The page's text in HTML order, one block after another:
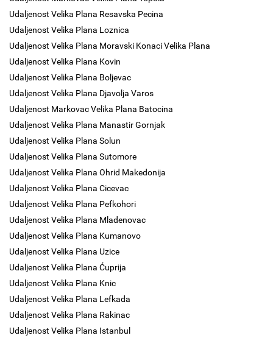
Udaljenost Velika Plana Resavska Pecina
Udaljenost Velika Plana Loznica
Udaljenost Velika Plana Moravski Konaci Velika Plana
Udaljenost Velika Plana Kovin
Udaljenost Velika Plana Boljevac
Udaljenost Velika Plana Djavolja Varos
Udaljenost Markovac Velika Plana Batocina
Udaljenost Velika Plana Manastir Gornjak
Udaljenost Velika Plana Solun
Udaljenost Velika Plana Sutomore
Udaljenost Velika Plana Ohrid Makedonija
Udaljenost Velika Plana Cicevac
Udaljenost Velika Plana Pefkohori
Udaljenost Velika Plana Mladenovac
Udaljenost Velika Plana Kumanovo
Udaljenost Velika Plana Uzice
Udaljenost Velika Plana Ćuprija
Udaljenost Velika Plana Knic
Udaljenost Velika Plana Lefkada
Udaljenost Velika Plana Rakinac
Udaljenost Velika Plana Istanbul